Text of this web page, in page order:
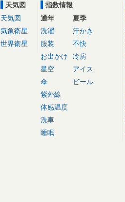
天気図
天気図
気象衛星
世界衛星
指数情報
通年
洗濯
服装
お出かけ
星空
傘
紫外線
体感温度
洗車
睡眠
夏季
汗かき
不快
冷房
アイス
ビール